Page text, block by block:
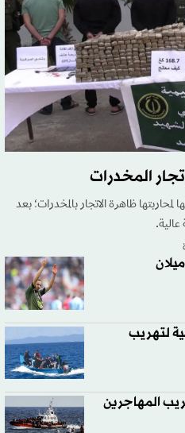
المخدرات
ظاهرة الاتجار بالمخدرات؛ بعد
لتهريب
المهاجرين